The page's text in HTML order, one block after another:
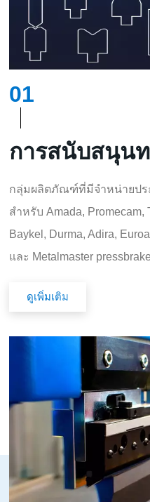
01
การสนับสนุน
กลุ่มผลิตภัณฑ์ที่มีจำหน่ายปร
สำหรับ Amada, Promecam,
Baykel, Durma, Adira,
และ Metalmaster pressbrake
ดูเพิ่มเติม